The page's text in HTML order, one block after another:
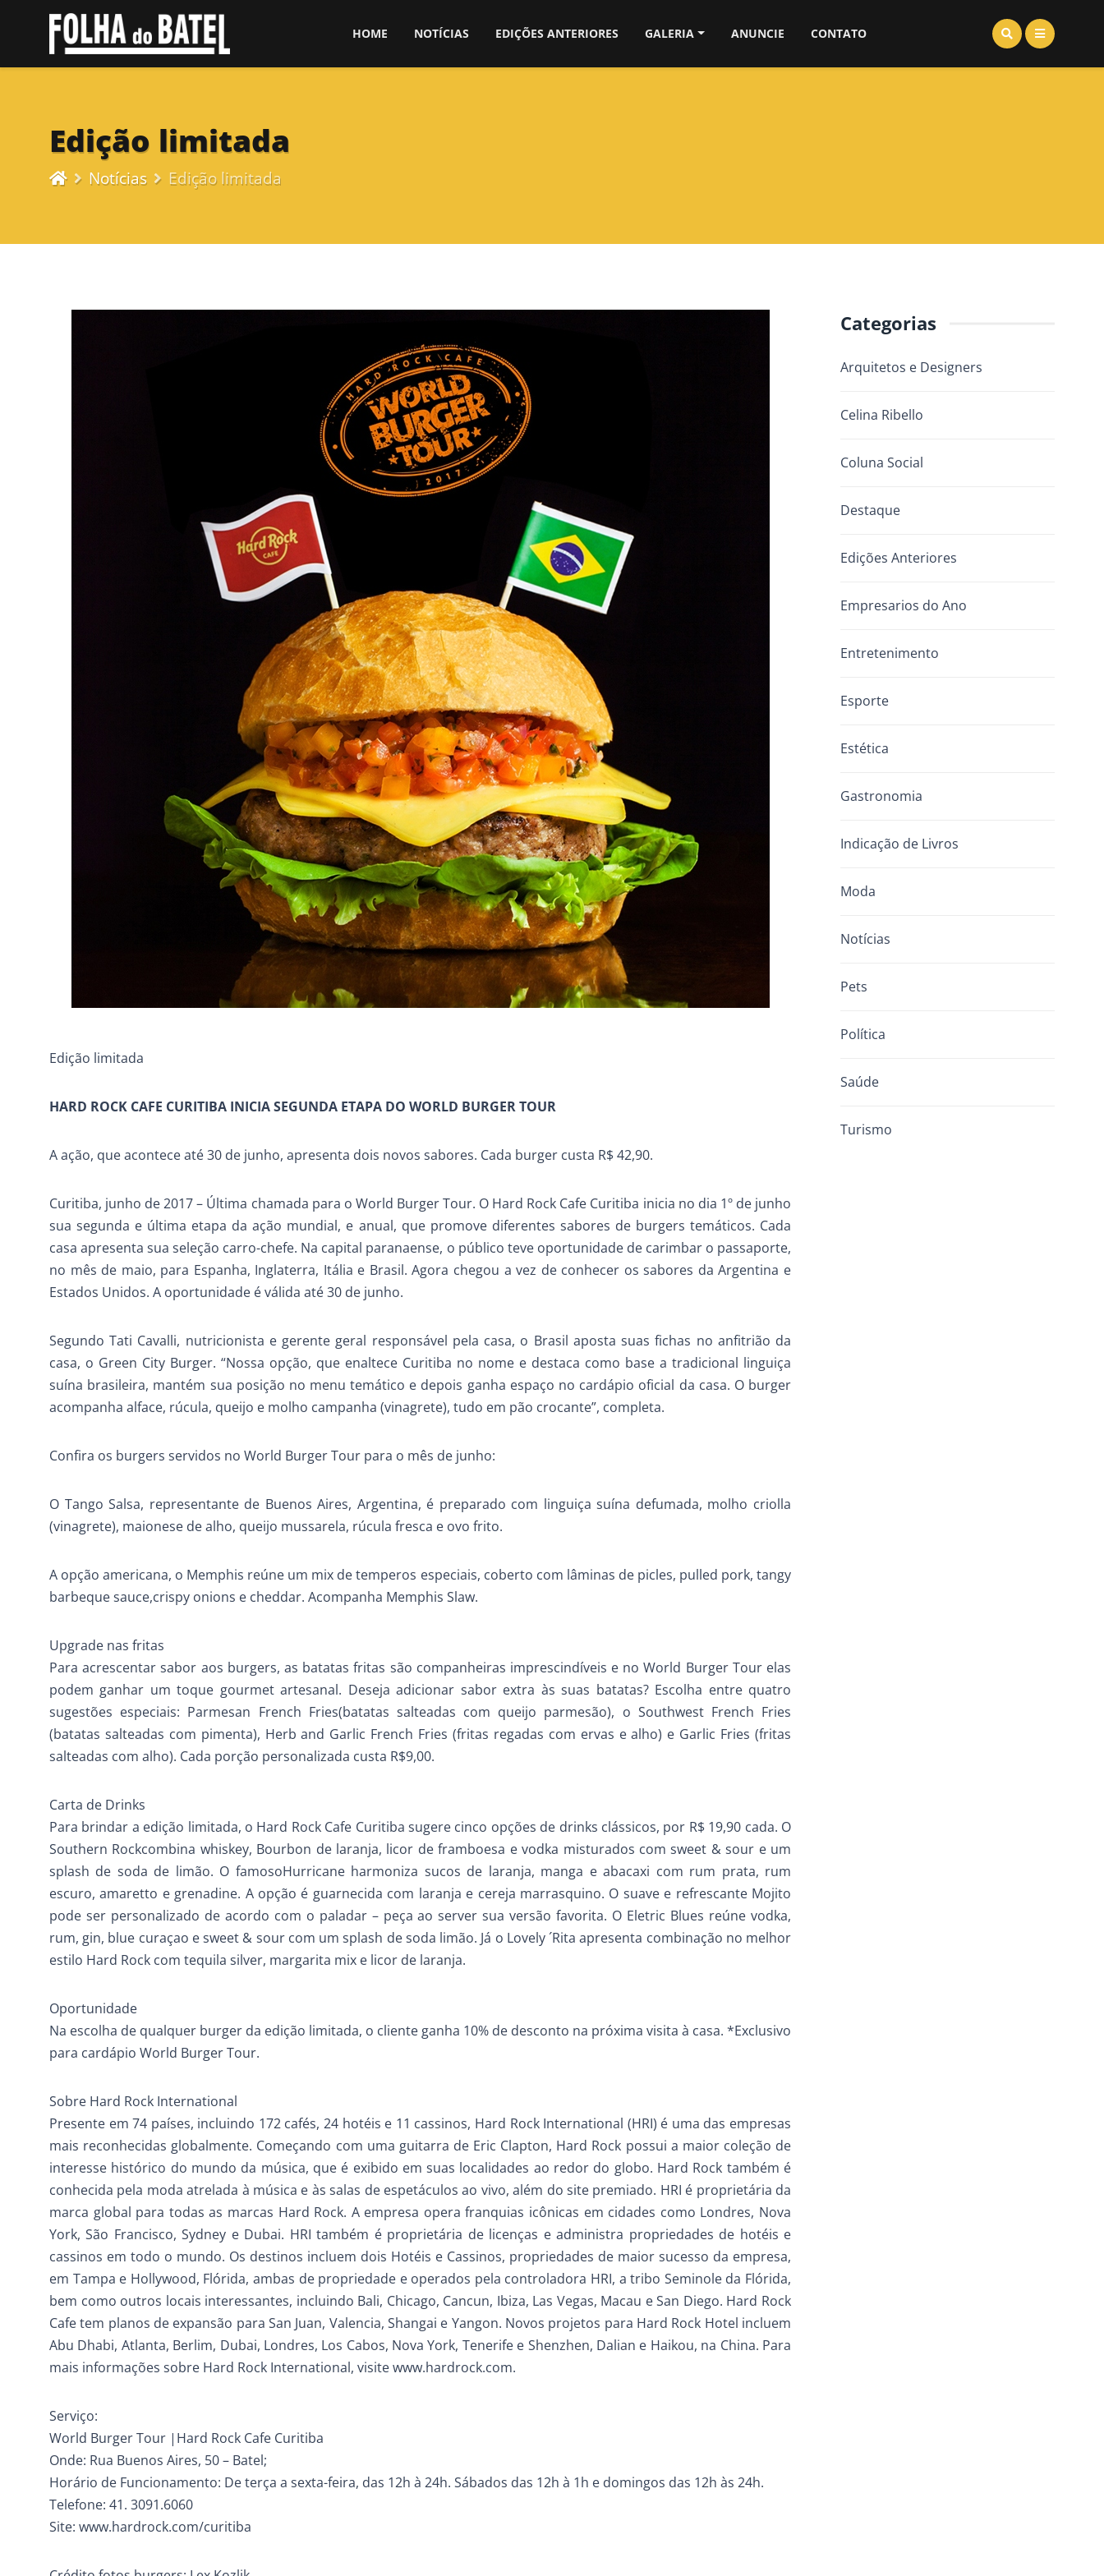
HOME NOTÍCIAS EDIÇÕES ANTERIORES GALERIA ANUNCIE CONTATO
Edição limitada
Notícias Edição limitada
Edição limitada
HARD ROCK CAFE CURITIBA INICIA SEGUNDA ETAPA DO WORLD BURGER TOUR
A ação, que acontece até 30 de junho, apresenta dois novos sabores. Cada burger custa R$ 42,90.
Curitiba, junho de 2017 – Última chamada para o World Burger Tour. O Hard Rock Cafe Curitiba inicia no dia 1º de junho
sua segunda e última etapa da ação mundial, e anual, que promove diferentes sabores de burgers temáticos. Cada
casa apresenta sua seleção carro-chefe. Na capital paranaense, o público teve oportunidade de carimbar o passaporte,
no mês de maio, para Espanha, Inglaterra, Itália e Brasil. Agora chegou a vez de conhecer os sabores da Argentina e
Estados Unidos. A oportunidade é válida até 30 de junho.
Segundo Tati Cavalli, nutricionista e gerente geral responsável pela casa, o Brasil aposta suas fichas no anfitrião da
casa, o Green City Burger. “Nossa opção, que enaltece Curitiba no nome e destaca como base a tradicional linguiça
suína brasileira, mantém sua posição no menu temático e depois ganha espaço no cardápio oficial da casa. O burger
acompanha alface, rúcula, queijo e molho campanha (vinagrete), tudo em pão crocante”, completa.
Confira os burgers servidos no World Burger Tour para o mês de junho:
O Tango Salsa, representante de Buenos Aires, Argentina, é preparado com linguiça suína defumada, molho criolla
(vinagrete), maionese de alho, queijo mussarela, rúcula fresca e ovo frito.
A opção americana, o Memphis reúne um mix de temperos especiais, coberto com lâminas de picles, pulled pork, tangy
barbeque sauce,crispy onions e cheddar. Acompanha Memphis Slaw.
Upgrade nas fritas
Para acrescentar sabor aos burgers, as batatas fritas são companheiras imprescindíveis e no World Burger Tour elas
podem ganhar um toque gourmet artesanal. Deseja adicionar sabor extra às suas batatas? Escolha entre quatro
sugestões especiais: Parmesan French Fries(batatas salteadas com queijo parmesão), o Southwest French Fries
(batatas salteadas com pimenta), Herb and Garlic French Fries (fritas regadas com ervas e alho) e Garlic Fries (fritas
salteadas com alho). Cada porção personalizada custa R$9,00.
Carta de Drinks
Para brindar a edição limitada, o Hard Rock Cafe Curitiba sugere cinco opções de drinks clássicos, por R$ 19,90 cada. O
Southern Rockcombina whiskey, Bourbon de laranja, licor de framboesa e vodka misturados com sweet & sour e um
splash de soda de limão. O famosoHurricane harmoniza sucos de laranja, manga e abacaxi com rum prata, rum
escuro, amaretto e grenadine. A opção é guarnecida com laranja e cereja marrasquino. O suave e refrescante Mojito
pode ser personalizado de acordo com o paladar – peça ao server sua versão favorita. O Eletric Blues reúne vodka,
rum, gin, blue curaçao e sweet & sour com um splash de soda limão. Já o Lovely ´Rita apresenta combinação no melhor
estilo Hard Rock com tequila silver, margarita mix e licor de laranja.
Oportunidade
Na escolha de qualquer burger da edição limitada, o cliente ganha 10% de desconto na próxima visita à casa. *Exclusivo
para cardápio World Burger Tour.
Sobre Hard Rock International
Presente em 74 países, incluindo 172 cafés, 24 hotéis e 11 cassinos, Hard Rock International (HRI) é uma das empresas
mais reconhecidas globalmente. Começando com uma guitarra de Eric Clapton, Hard Rock possui a maior coleção de
interesse histórico do mundo da música, que é exibido em suas localidades ao redor do globo. Hard Rock também é
conhecida pela moda atrelada à música e às salas de espetáculos ao vivo, além do site premiado. HRI é proprietária da
marca global para todas as marcas Hard Rock. A empresa opera franquias icônicas em cidades como Londres, Nova
York, São Francisco, Sydney e Dubai. HRI também é proprietária de licenças e administra propriedades de hotéis e
cassinos em todo o mundo. Os destinos incluem dois Hotéis e Cassinos, propriedades de maior sucesso da empresa,
em Tampa e Hollywood, Flórida, ambas de propriedade e operados pela controladora HRI, a tribo Seminole da Flórida,
bem como outros locais interessantes, incluindo Bali, Chicago, Cancun, Ibiza, Las Vegas, Macau e San Diego. Hard Rock
Cafe tem planos de expansão para San Juan, Valencia, Shangai e Yangon. Novos projetos para Hard Rock Hotel incluem
Abu Dhabi, Atlanta, Berlim, Dubai, Londres, Los Cabos, Nova York, Tenerife e Shenzhen, Dalian e Haikou, na China. Para
mais informações sobre Hard Rock International, visite www.hardrock.com.
Serviço:
World Burger Tour |Hard Rock Cafe Curitiba
Onde: Rua Buenos Aires, 50 – Batel;
Horário de Funcionamento: De terça a sexta-feira, das 12h à 24h. Sábados das 12h à 1h e domingos das 12h às 24h.
Telefone: 41. 3091.6060
Site: www.hardrock.com/curitiba
Categorias
Arquitetos e Designers
Celina Ribello
Coluna Social
Destaque
Edições Anteriores
Empresarios do Ano
Entretenimento
Esporte
Estética
Gastronomia
Indicação de Livros
Moda
Notícias
Pets
Política
Saúde
Turismo